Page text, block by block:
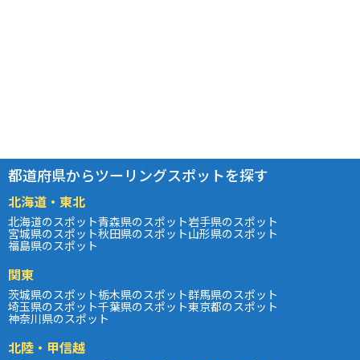
都道府県からツーリングスポットを探す
北海道・東北
北海道のスポット青森県のスポット岩手県のスポット
宮城県のスポット秋田県のスポット山形県のスポット
福島県のスポット
関東
茨城県のスポット栃木県のスポット群馬県のスポット
埼玉県のスポット千葉県のスポット東京都のスポット
神奈川県のスポット
北陸・甲信越